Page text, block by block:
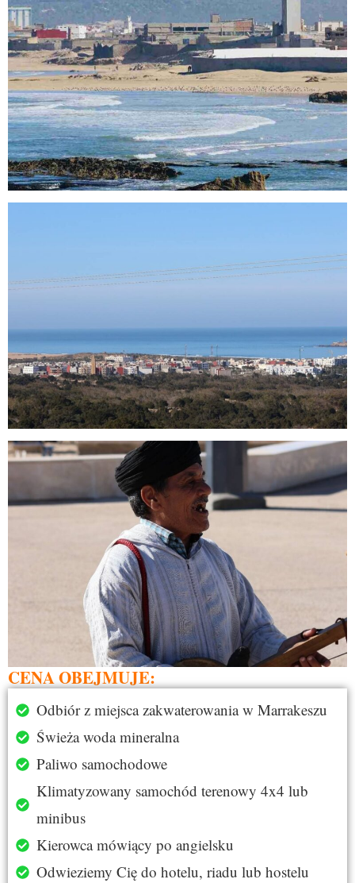
CENA OBEJMUJE:
Odbiór z miejsca zakwaterowania w Marrakeszu
Świeża woda mineralna
Paliwo samochodowe
Klimatyzowany samochód terenowy 4x4 lub
minibus
Kierowca mówiący po angielsku
Odwieziemy Cię do hotelu, riadu lub hostelu